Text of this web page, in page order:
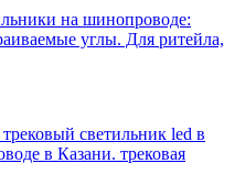
на шинопроводе:
углы. Для ритейла,
светильник led в
в Казани. трековая